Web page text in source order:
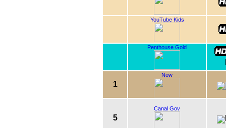
YouTube Kids
Penthouse Gold
1
Now
5
Canal Gov